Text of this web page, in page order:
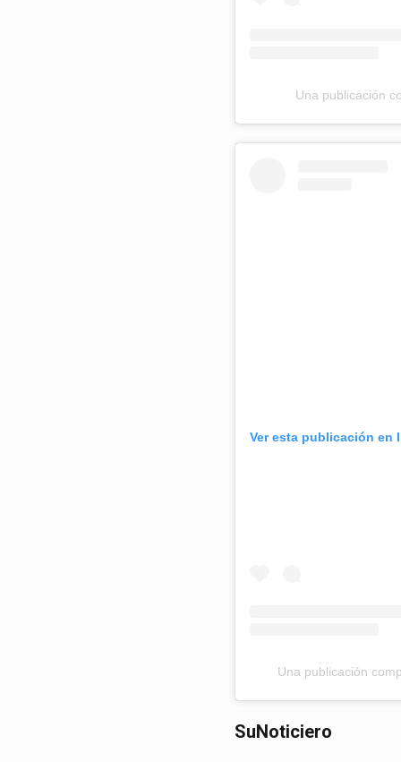
Una publicación
Ver esta publicación en
Una publicación
SuNoticiero